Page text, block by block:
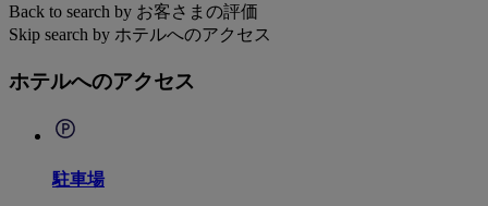
Back to search by お客さまの評価
Skip search by ホテルへのアクセス
ホテルへのアクセス
駐車場